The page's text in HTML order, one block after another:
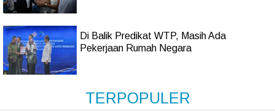
Di Balik Predikat WTP, Masih Ada
Pekerjaan Rumah Negara
TERPOPULER